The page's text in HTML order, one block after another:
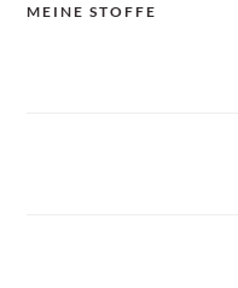
MEINE STOFFE